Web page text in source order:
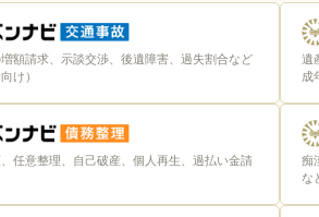
額請求、示談交渉、後遺障害、過失割合など
け）
遺
成
任意整理、自己破産、個人再生、過払い金請
痴
な